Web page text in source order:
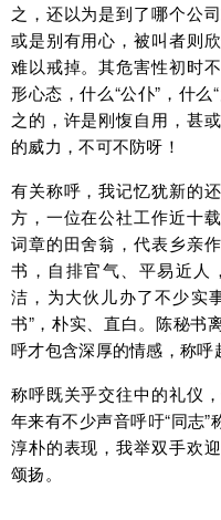
之，还以为是到了哪个公
或是别有用心，被叫者则
难以戒掉。其危害性初时
形心态，什么“公仆”，什
之的，许是刚愎自用，甚
的威力，不可不防呀！
有关称呼，我记忆犹新的
方，一位在公社工作近十
词章的田舍翁，代表乡亲
书，自排官气、平易近人
洁，为大伙儿办了不少实
书”，朴实、直白。陈秘书
呼才包含深厚的情感，称呼
称呼既关乎交往中的礼仪
年来有不少声音呼吁“同志
淳朴的表现，我举双手欢
颂扬。